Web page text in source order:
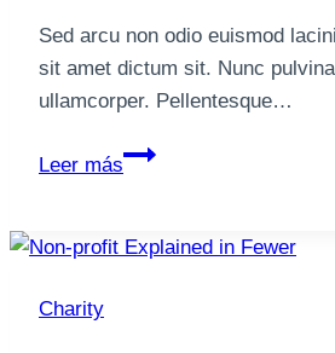
Sed arcu non odio euismod
sit amet dictum sit. Nunc
ullamcorper. Pellentesque…
Leer más
Charity:
Reality
Charity